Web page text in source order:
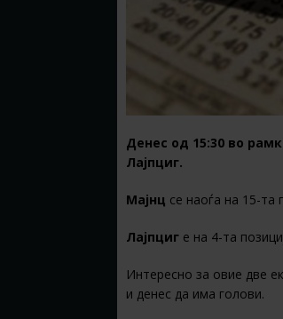
Денес од 15:30 во
Лајпциг.
Мајнц се наоѓа на 15-та
Лајпциг е на 4-та
Интересно за овие две
и денес да има голови.